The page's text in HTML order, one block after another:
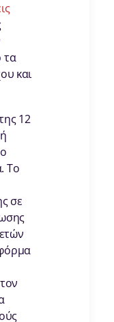
τα
και
12
Το
σε